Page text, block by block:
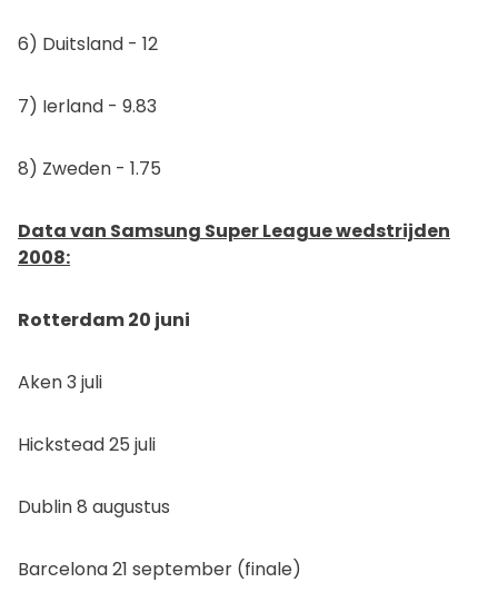
6) Duitsland - 12
7) Ierland - 9.83
8) Zweden - 1.75
Data van Samsung Super League wedstrijden
2008:
Rotterdam 20 juni
Aken 3 juli
Hickstead 25 juli
Dublin 8 augustus
Barcelona 21 september (finale)